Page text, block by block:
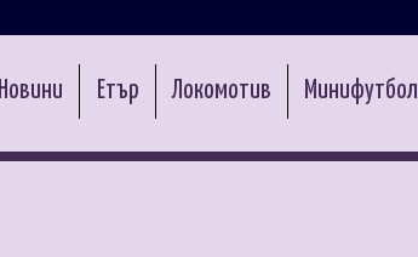
Новини Етър Локомотив Минифутбол